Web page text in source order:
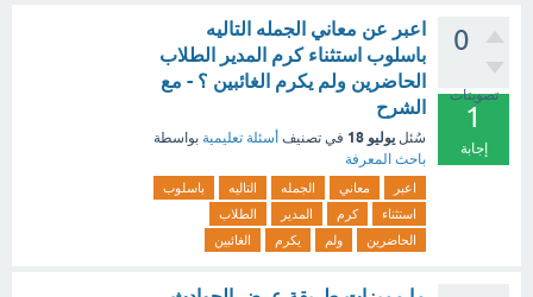
0
تصويتات
1
إجابة
اعبر عن معاني الجمله التاليه
باسلوب استثناء كرم المدير الطلاب
الحاضرين ولم يكرم الغائبين ؟ - مع
الشرح
سُئل يوليو 18 في تصنيف أسئلة تعليمية بواسطة
باحث المعرفة
اعبر معاني الجمله التاليه
باسلوب
استثناء
كرم المدير
الطلاب
الحاضرين
ولم يكرم الغائبين